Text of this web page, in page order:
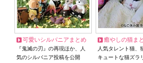
可愛いシルバニアまとめ
『鬼滅の刃』の再現ほか、人
気のシルバニア投稿を公開
癒やしの猫ま
人気タレント猫
キュートな猫ズラ